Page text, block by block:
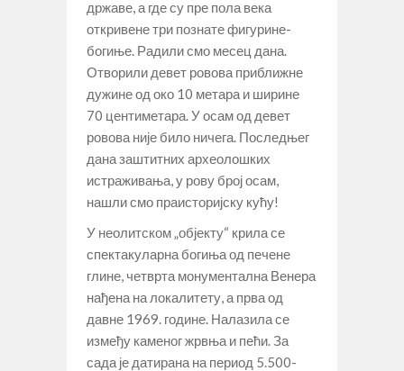
државе, а где су пре пола века
откривене три познате фигурине-
богиње. Радили смо месец дана.
Отворили девет ровова приближне
дужине од око 10 метара и ширине
70 центиметара. У осам од девет
ровова није било ничега. Последњег
дана заштитних археолошких
истраживања, у рову број осам,
нашли смо праисторијску кућу!
У неолитском „објекту“ крила се
спектакуларна богиња од печене
глине, четврта монументална Венера
нађена на локалитету, а прва од
давне 1969. године. Налазила се
између каменог жрвња и пећи. За
сада је датирана на период 5.500-